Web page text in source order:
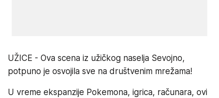
UŽICE - Ova scena iz užičkog naselja Sevojno,
potpuno je osvojila sve na društvenim mrežama!
U vreme ekspanzije Pokemona, igrica, računara, ovi